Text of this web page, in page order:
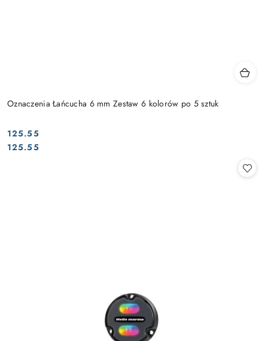
Oznaczenia Łańcucha 6 mm Zestaw 6 kolorów po 5 sztuk
Cena:
125.55
Cena:
125.55